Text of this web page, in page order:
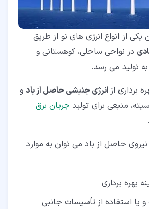
یکی از انواع انرژی های نو از طریق
در نواحی ساحلی، کوهستانی و
تولید می رسد.
برداری از انرژی جنبشی حاصل از باد و
منبعی برای تولید جریان برق
حاصل از باد می توان به موارد
بهره برداری
یا استفاده از تأسیسات جانبی